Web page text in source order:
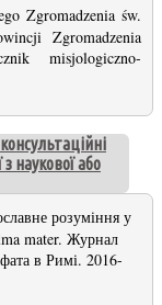
Zgromadzenia św.
Zgromadzenia
misjologiczno-
наукової або
розуміння у
mater. Журнал
в Римі. 2016-